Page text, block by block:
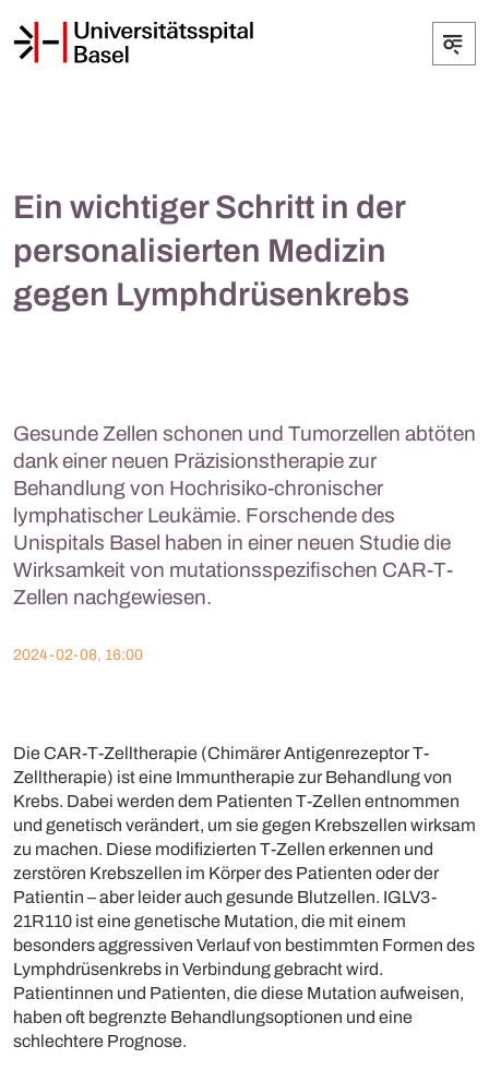
Ein wichtiger Schritt in der
personalisierten Medizin
gegen Lymphdrüsenkrebs
Gesunde Zellen schonen und Tumorzellen abtöten
dank einer neuen Präzisionstherapie zur
Behandlung von Hochrisiko-chronischer
lymphatischer Leukämie. Forschende des
Unispitals Basel haben in einer neuen Studie die
Wirksamkeit von mutationsspezifischen CAR-T-
Zellen nachgewiesen.
2024-02-08, 16:00
Die CAR-T-Zelltherapie (Chimärer Antigenrezeptor T-
Zelltherapie) ist eine Immuntherapie zur Behandlung von
Krebs. Dabei werden dem Patienten T-Zellen entnommen
und genetisch verändert, um sie gegen Krebszellen wirksam
zu machen. Diese modifizierten T-Zellen erkennen und
zerstören Krebszellen im Körper des Patienten oder der
Patientin – aber leider auch gesunde Blutzellen. IGLV3-
21R110 ist eine genetische Mutation, die mit einem
besonders aggressiven Verlauf von bestimmten Formen des
Lymphdrüsenkrebs in Verbindung gebracht wird.
Patientinnen und Patienten, die diese Mutation aufweisen,
haben oft begrenzte Behandlungsoptionen und eine
schlechtere Prognose.